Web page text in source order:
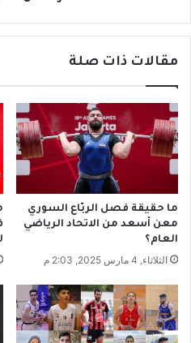
ه
ب
ق
ة
س
ي
ر
ا
ت
ل
إ
س
ع
ا
ة
ص
د
ث
ش
ر
ي
ه
.
مقالات ذات صلة
ما حقيقة فصل الربّاع السوري
معن أسعد من الاتحاد الرياضي
العام؟
الثلاثاء, 4 مارس 2025, 2:03 م